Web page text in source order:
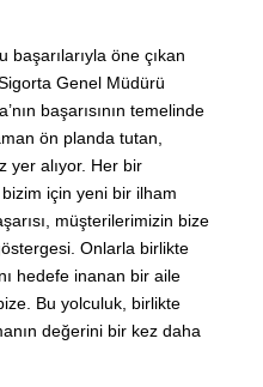
başarılarıyla öne çıkan
Genel Müdürü
başarısının temelinde
ön planda tutan,
yer alıyor. Her bir
için yeni bir ilham
müşterilerimizin bize
Onlarla birlikte
hedefe inanan bir aile
Bu yolculuk, birlikte
değerini bir kez daha